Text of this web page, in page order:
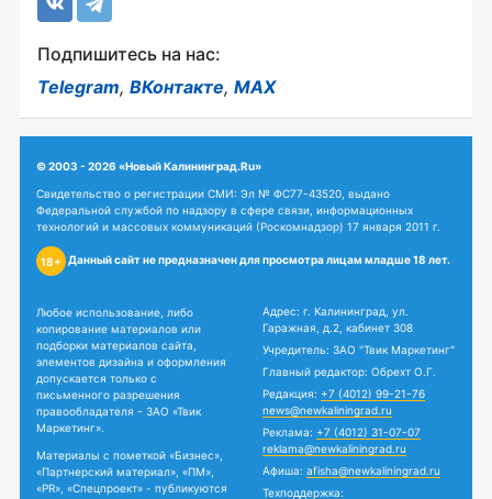
Подпишитесь на нас:
Telegram, ВКонтакте, MAX
© 2003 - 2026 «Новый Калининград.Ru»
Свидетельство о регистрации СМИ: Эл № ФС77-43520, выдано
Федеральной службой по надзору в сфере связи, информационных
технологий и массовых коммуникаций (Роскомнадзор) 17 января 2011 г.
18+ Данный сайт не предназначен для просмотра лицам младше 18 лет.
Любое использование, либо
копирование материалов или
подборки материалов сайта,
элементов дизайна и оформления
допускается только с
письменного разрешения
правообладателя - ЗАО «Твик
Маркетинг».
Материалы с пометкой «Бизнес»,
«Партнерский материал», «ПМ»,
«PR», «Спецпроект» - публикуются
Адрес: г. Калининград, ул.
Гаражная, д.2, кабинет 308
Учредитель: ЗАО "Твик Маркетинг"
Главный редактор: Обрехт О.Г.
Редакция: +7 (4012) 99-21-76
news@newkaliningrad.ru
Реклама: +7 (4012) 31-07-07
reklama@newkaliningrad.ru
Афиша: afisha@newkaliningrad.ru
Техподдержка: